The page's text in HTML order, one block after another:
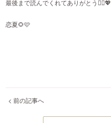
最後まで読んでくれてありがとう🙂‍↕️💖
恋夏🌻🩷
< 前の記事へ